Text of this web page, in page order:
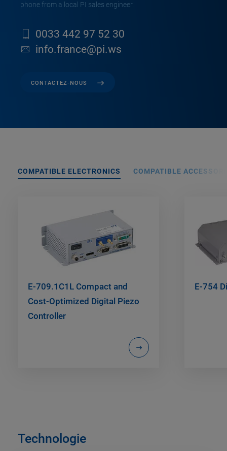
phone from a local PI sales engineer.
0033 442 97 52 30
info.france@pi.ws
CONTACTEZ-NOUS
COMPATIBLE ELECTRONICS COMPATIBLE
E-709.1C1L Compact and
Cost-Optimized Digital Piezo
Controller
E-754
Technologie